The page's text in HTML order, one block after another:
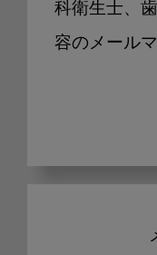
科衛生士、
容のメール